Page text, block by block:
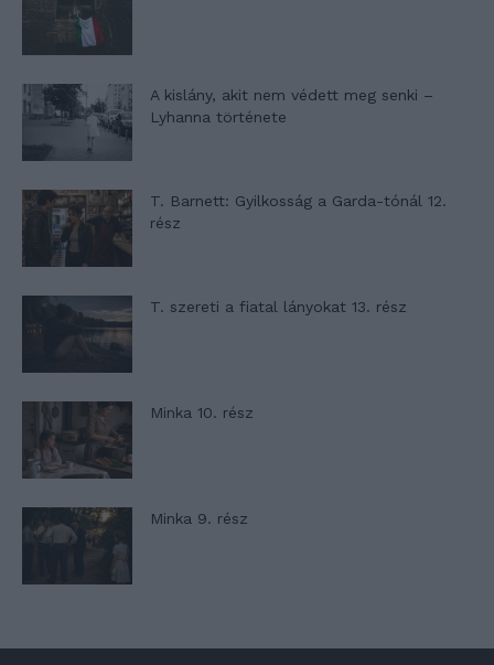
A kislány, akit nem védett meg senki –
Lyhanna története
T. Barnett: Gyilkosság a Garda-tónál 12.
rész
T. szereti a fiatal lányokat 13. rész
Minka 10. rész
Minka 9. rész